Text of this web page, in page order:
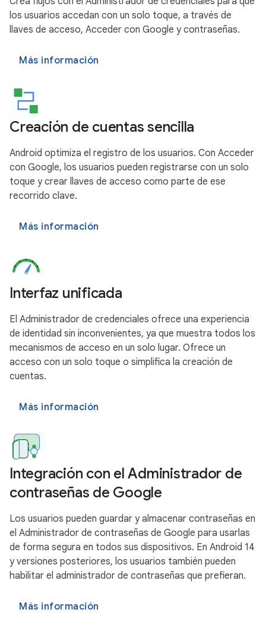
los usuarios accedan con un solo toque, a través de
llaves de acceso, Acceder con Google y contraseñas.
Más información
Creación de cuentas sencilla
Android optimiza el registro de los usuarios. Con Acceder
con Google, los usuarios pueden registrarse con un solo
toque y crear llaves de acceso como parte de ese
recorrido clave.
Más información
Interfaz unificada
El Administrador de credenciales ofrece una experiencia
de identidad sin inconvenientes, ya que muestra todos los
mecanismos de acceso en un solo lugar. Ofrece un
acceso con un solo toque o simplifica la creación de
cuentas.
Más información
Integración con el Administrador de
contraseñas de Google
Los usuarios pueden guardar y almacenar contraseñas en
el Administrador de contraseñas de Google para usarlas
de forma segura en todos sus dispositivos. En Android 14
y versiones posteriores, los usuarios también pueden
habilitar el administrador de contraseñas que prefieran.
Más información